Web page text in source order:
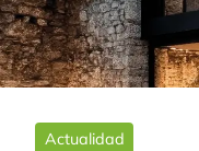
Actualidad